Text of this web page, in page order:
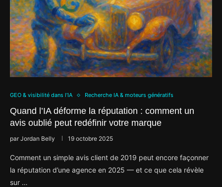
GEO & visibilité dans l’IA Recherche IA & moteurs génératifs
Quand l’IA déforme la réputation : comment un
avis oublié peut redéfinir votre marque
parJordan Belly 19 octobre 2025
Comment un simple avis client de 2019 peut encore façonner
la réputation d’une agence en 2025 — et ce que cela révèle
sur …